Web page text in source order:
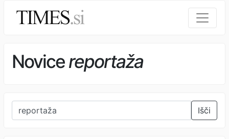
Novicereportaža
Išči